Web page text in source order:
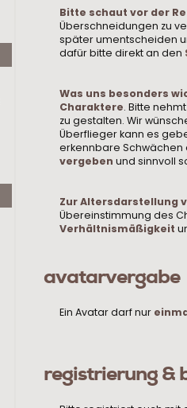
Bitte schaut vor der
Überschneidungen zu
später umentscheiden
dafür bitte direkt an den
Was uns besonders
Charaktere. Bitte
zu gestalten. Wir
Überflieger kann es
erkennbare Schwächen
vergeben und sinnvoll
Zur Altersdarstellung
Übereinstimmung des
Verhältnismäßigkeit
avatarvergabe
Ein Avatar darf nur
registrierung &